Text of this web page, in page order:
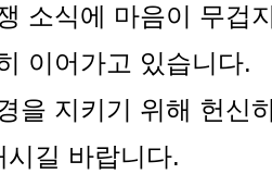
소식에 마음이 무겁
이어가고 있습니다.
을 지키기 위해 헌신
길 바랍니다.